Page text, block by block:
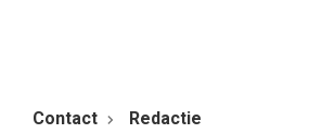
Contact Redactie